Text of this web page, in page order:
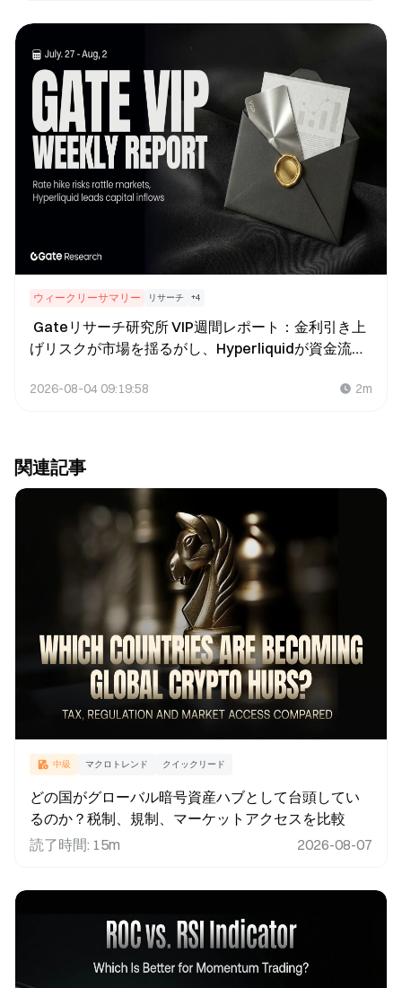
ウィークリーサマリー リサーチ +4
Gateリサーチ研究所 VIP週間レポート：金利引き上
げリスクが市場を揺るがし、Hyperliquidが資金流入
2026-08-04 09:19:58 2m
関連記事
中級 マクロトレンド クイックリード
どの国がグローバル暗号資産ハブとして台頭してい
るのか？税制、規制、マーケットアクセスを比較
読了時間: 15m 2026-08-07